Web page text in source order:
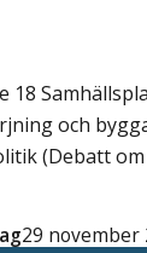
18
och
(Debatt
29 november